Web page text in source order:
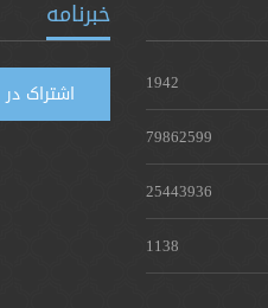
1942
79862599
25443936
1138
خبرنامه
اشتراک در